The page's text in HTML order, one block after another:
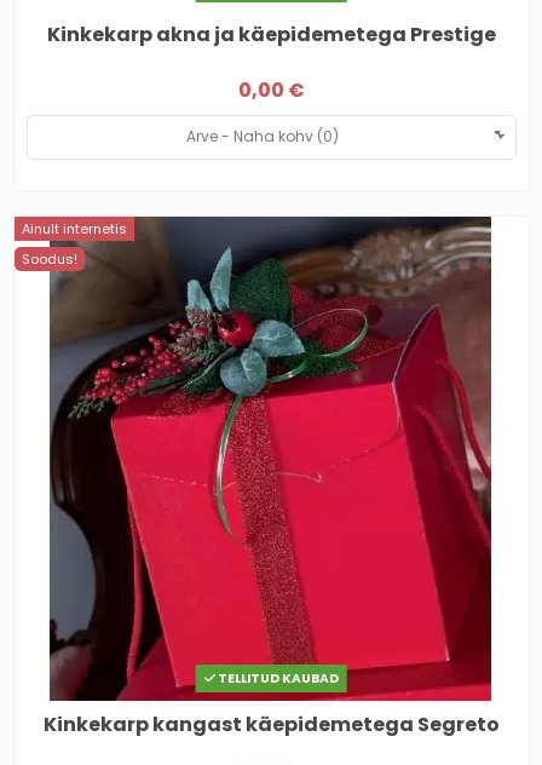
Kinkekarp akna ja käepidemetega Prestige
0,00 €
Ainult internetis
Soodus!
TELLITUD KAUBAD
Kinkekarp kangast käepidemetega Segreto